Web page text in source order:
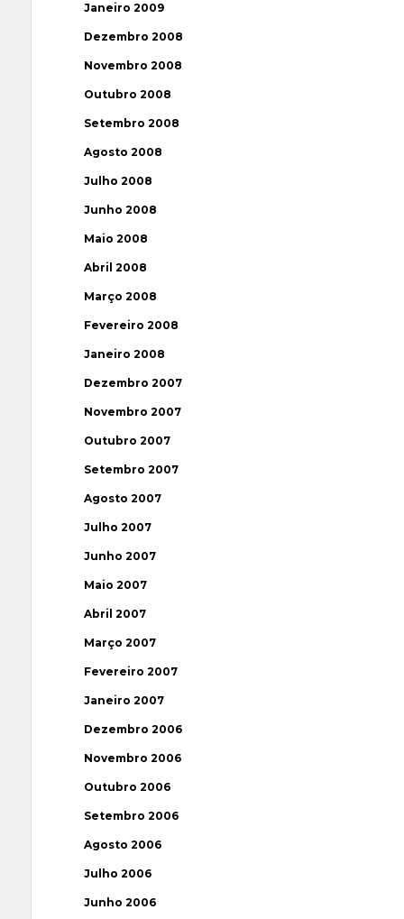
Janeiro 2009
Dezembro 2008
Novembro 2008
Outubro 2008
Setembro 2008
Agosto 2008
Julho 2008
Junho 2008
Maio 2008
Abril 2008
Março 2008
Fevereiro 2008
Janeiro 2008
Dezembro 2007
Novembro 2007
Outubro 2007
Setembro 2007
Agosto 2007
Julho 2007
Junho 2007
Maio 2007
Abril 2007
Março 2007
Fevereiro 2007
Janeiro 2007
Dezembro 2006
Novembro 2006
Outubro 2006
Setembro 2006
Agosto 2006
Julho 2006
Junho 2006